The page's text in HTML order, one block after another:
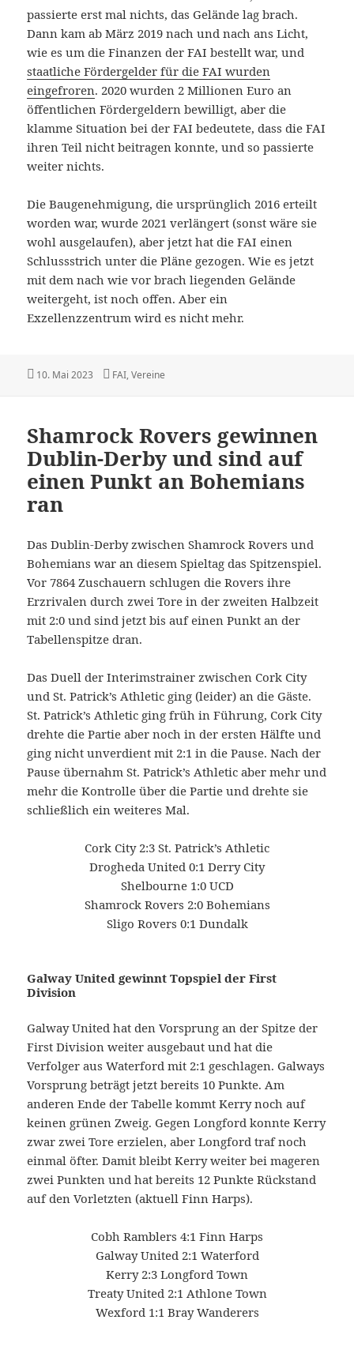
passierte erst mal nichts, das Gelände lag brach.
Dann kam ab März 2019 nach und nach ans Licht,
wie es um die Finanzen der FAI bestellt war, und
staatliche Fördergelder für die FAI wurden
eingefroren. 2020 wurden 2 Millionen Euro an
öffentlichen Fördergeldern bewilligt, aber die
klamme Situation bei der FAI bedeutete, dass die FAI
ihren Teil nicht beitragen konnte, und so passierte
weiter nichts.
Die Baugenehmigung, die ursprünglich 2016 erteilt
worden war, wurde 2021 verlängert (sonst wäre sie
wohl ausgelaufen), aber jetzt hat die FAI einen
Schlussstrich unter die Pläne gezogen. Wie es jetzt
mit dem nach wie vor brach liegenden Gelände
weitergeht, ist noch offen. Aber ein
Exzellenzzentrum wird es nicht mehr.
Veröffentlicht
10. Mai 2023 Kategorien
FAI,Vereine
Shamrock Rovers gewinnen
Dublin-Derby und sind auf
einen Punkt an Bohemians
ran
Das Dublin-Derby zwischen Shamrock Rovers und
Bohemians war an diesem Spieltag das Spitzenspiel.
Vor 7864 Zuschauern schlugen die Rovers ihre
Erzrivalen durch zwei Tore in der zweiten Halbzeit
mit 2:0 und sind jetzt bis auf einen Punkt an der
Tabellenspitze dran.
Das Duell der Interimstrainer zwischen Cork City
und St. Patrick’s Athletic ging (leider) an die Gäste.
St. Patrick’s Athletic ging früh in Führung, Cork City
drehte die Partie aber noch in der ersten Hälfte und
ging nicht unverdient mit 2:1 in die Pause. Nach der
Pause übernahm St. Patrick’s Athletic aber mehr und
mehr die Kontrolle über die Partie und drehte sie
schließlich ein weiteres Mal.
Cork City 2:3 St. Patrick’s Athletic
Drogheda United 0:1 Derry City
Shelbourne 1:0 UCD
Shamrock Rovers 2:0 Bohemians
Sligo Rovers 0:1 Dundalk
Galway United gewinnt Topspiel der First
Division
Galway United hat den Vorsprung an der Spitze der
First Division weiter ausgebaut und hat die
Verfolger aus Waterford mit 2:1 geschlagen. Galways
Vorsprung beträgt jetzt bereits 10 Punkte. Am
anderen Ende der Tabelle kommt Kerry noch auf
keinen grünen Zweig. Gegen Longford konnte Kerry
zwar zwei Tore erzielen, aber Longford traf noch
einmal öfter. Damit bleibt Kerry weiter bei mageren
zwei Punkten und hat bereits 12 Punkte Rückstand
auf den Vorletzten (aktuell Finn Harps).
Cobh Ramblers 4:1 Finn Harps
Galway United 2:1 Waterford
Kerry 2:3 Longford Town
Treaty United 2:1 Athlone Town
Wexford 1:1 Bray Wanderers